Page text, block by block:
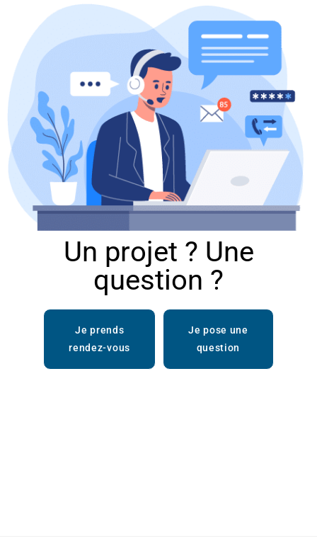
Un projet ? Une
question ?
Je prends
rendez-vous
Je pose une
question